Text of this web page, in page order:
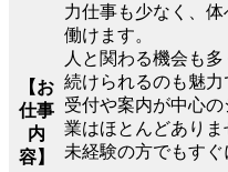
【お
仕事
内
容】
力仕事も少なく、
働けます。
人と関わる機会も
続けられるのも魅力
受付や案内が中心
業はほとんどありま
未経験の方でもすぐ